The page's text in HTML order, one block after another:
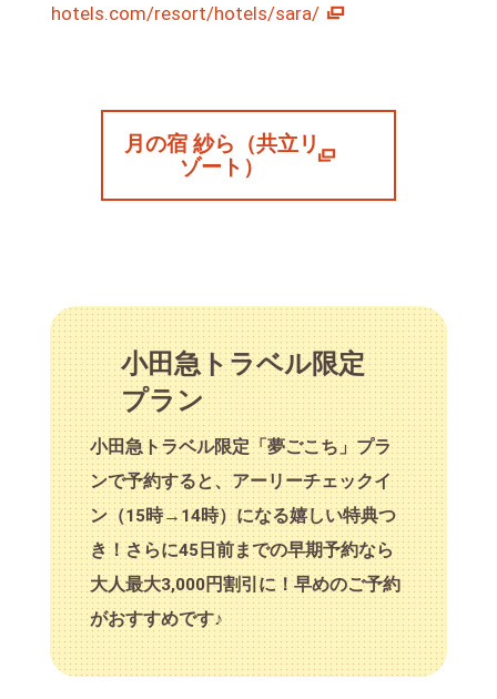
hotels.com/resort/hotels/sara/
月の宿 紗ら（共立リ
ゾート）
小田急トラベル限定
プラン
小田急トラベル限定「夢ごこち」プラ
ンで予約すると、アーリーチェックイ
ン（15時→14時）になる嬉しい特典つ
き！さらに45日前までの早期予約なら
大人最大3,000円割引に！早めのご予約
がおすすめです♪